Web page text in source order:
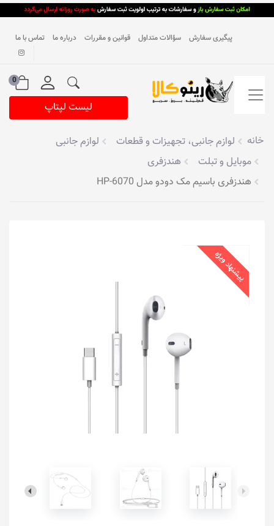
پیگیری سفارش سؤالات متداول قوانین و مقررات درباره ما تماس با ما
0
لیست لپتاپ
خانه لوازم جانبی، تجهیزات و قطعات
لوازم جانبی
موبایل و تبلت
هندزفری
هندزفری با‌سیم مک دو‌دو مدل HP-6070
پیشنهاد ویژه